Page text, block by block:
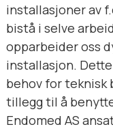
installasjoner av
bistå i selve
opparbeider oss
installasjon.
behov for teknisk
tillegg til å
Endomed AS